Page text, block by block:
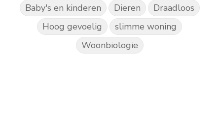
Baby's en kinderen Dieren
Draadloos
Hoog gevoelig
slimme woning
Woonbiologie